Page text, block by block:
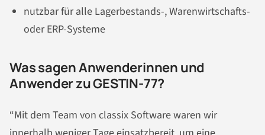
nutzbar für alle Lagerbestands-, Warenwirtschafts-
oder ERP-Systeme
Was sagen Anwenderinnen und
Anwender zu GESTIN-77?
“Mit dem Team von classix Software waren wir